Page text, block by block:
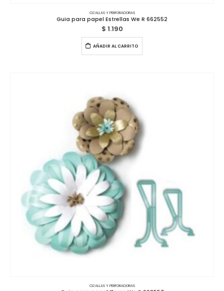
CIZALLAS Y PERFORADORAS
Guia para papel Estrellas We R 662552
$ 1.190
AÑADIR AL CARRITO
CIZALLAS Y PERFORADORAS